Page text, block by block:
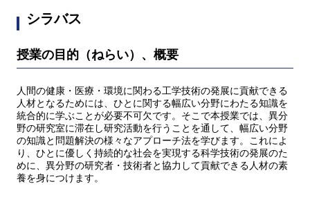
シラバス
授業の目的（ねらい）、概要
人間の健康・医療・環境に関わる工学技術の発展に貢献できる
人材となるためには、ひとに関する幅広い分野にわたる知識を
統合的に学ぶことが必要不可欠です。そこで本授業では、異分
野の研究室に滞在し研究活動を行うことを通して、幅広い分野
の知識と問題解決の様々なアプローチ法を学びます。これによ
り、ひとに優しく持続的な社会を実現する科学技術の発展のた
めに、異分野の研究者・技術者と協力して貢献できる人材の素
養を身につけます。